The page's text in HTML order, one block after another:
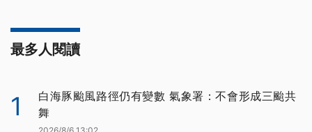
最多人閱讀
1
白海豚颱風路徑仍有變數 氣象署：不會形成三颱共
舞